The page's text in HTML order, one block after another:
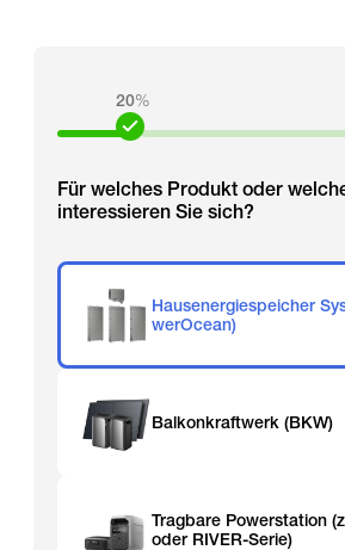
20%
Für welches Produkt oder
interessieren Sie sich?
Hausenergiespeicher
werOcean)
Balkonkraftwerk (BKW)
Tragbare Powerstation
oder RIVER-Serie)